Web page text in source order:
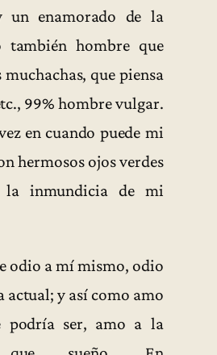
un enamorado de la
también hombre que
muchachas, que piensa
99% hombre vulgar.
en cuando puede mi
hermosos ojos verdes
la inmundicia de mi
odio a mí mismo, odio
actual; y así como amo
podría ser, amo a la